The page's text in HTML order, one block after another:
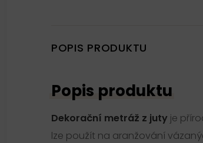
POPIS PRODUKTU
Popis produktu
Dekorační metráž z juty je
lze použít na aranžování